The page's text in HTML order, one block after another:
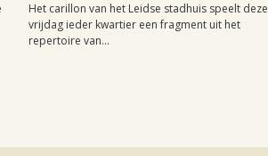
Het carillon van het Leidse stadhuis speelt deze
vrijdag ieder kwartier een fragment uit het
repertoire van...